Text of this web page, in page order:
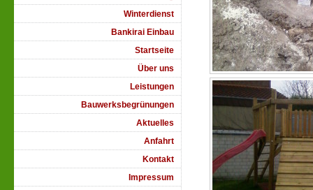
Winterdienst
Bankirai Einbau
Startseite
Über uns
Leistungen
Bauwerksbegrünungen
Aktuelles
Anfahrt
Kontakt
Impressum